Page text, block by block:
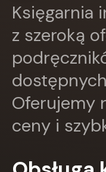
DRAGON
EDYCJA ŚWIĘTEGO PAWŁA
Edycja Świętego Pawła
ESPRIT
Express Publishing
FABRYKA SŁÓW
FENIX
FRONDA
Greg
Księgarnia
z szeroką
Oferujemy
ceny i